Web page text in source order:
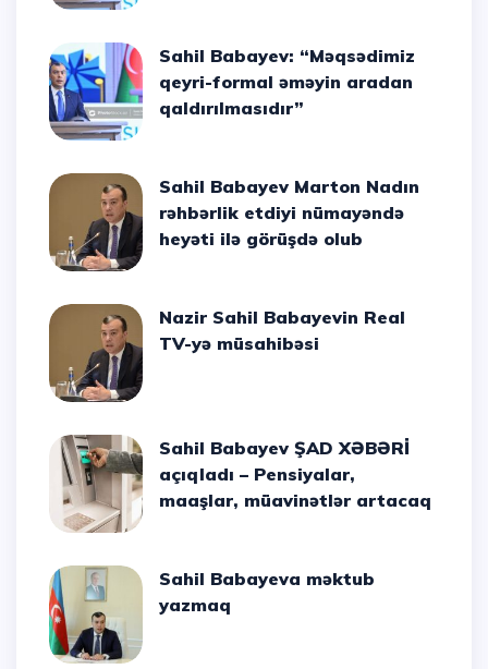
Sahil Babayev: “Məqsədimiz
qeyri-formal əməyin aradan
qaldırılmasıdır”
Sahil Babayev Marton Nadın
rəhbərlik etdiyi nümayəndə
heyəti ilə görüşdə olub
Nazir Sahil Babayevin Real
TV-yə müsahibəsi
Sahil Babayev ŞAD XƏBƏRİ
açıqladı – Pensiyalar,
maaşlar, müavinətlər artacaq
Sahil Babayeva məktub
yazmaq